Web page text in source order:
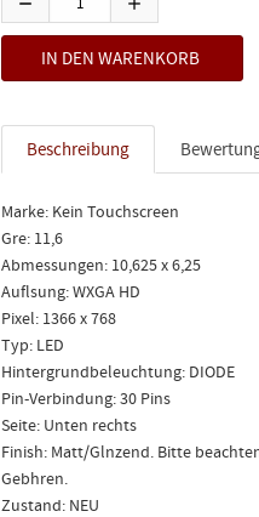
Beschreibung
Marke: Kein Touchscreen
Gre: 11,6
Abmessungen: 10,625 x 6,25
Auflsung: WXGA HD
Pixel: 1366 x 768
Typ: LED
Hintergrundbeleuchtung: DIODE
Pin-Verbindung: 30 Pins
Seite: Unten rechts
Finish: Matt/Glnzend. Bitte
Gebhren.
Zustand: NEU